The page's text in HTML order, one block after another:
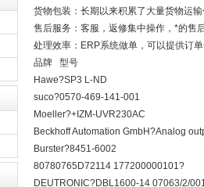
货物包装：长期以来积累了大量货物运
售后服务：客服，返修集中操作，*的售
处理效率：ERP系统做单，可以提供订
品牌 型号
Hawe?SP3 L-ND
suco?0570-469-141-001
Moeller?+IZM-UVR230AC
Beckhoff Automation GmbH?Analog
Burster?8451-6002
80780765D72114 177200000101?
DEUTRONIC?DBL1600-14 07063/2/